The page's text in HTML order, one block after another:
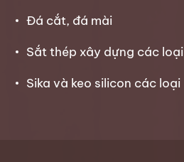
Đá cắt, đá mài
Sắt thép xây dựng các loại
Sika và keo silicon các loại